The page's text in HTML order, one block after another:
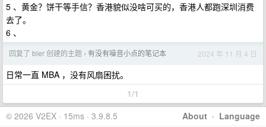
5 、黄金？饼干等手信？香港貌似没啥可买的，香港人都跑深圳消费
去了。
6 、
回复了 bler 创建的主题 › 有没有噪音小点的笔记本 2024 年 11 月 4 日
日常一直 MBA ，没有风扇困扰。
1/1
About · Language
© 2026 V2EX · 15ms · 3.9.8.5